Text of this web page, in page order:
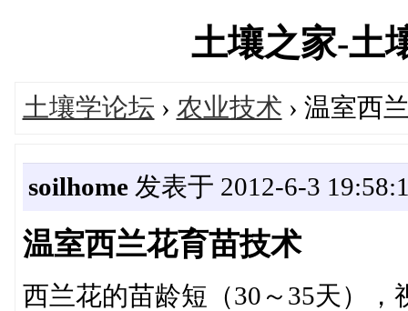
土壤之家-土
土壤学论坛 › 农业技术 › 温室西
soilhome发表于 2012-6-3
温室西兰花育苗技术
西兰花的苗龄短（30～35天）